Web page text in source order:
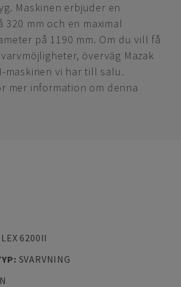
Maskinen erbjuder en
mm och en maximal
på 1190 mm. Om du vill få
överväg Mazak
maskinen vi har till salu.
mer information om denna
6200II
: SVARVNING